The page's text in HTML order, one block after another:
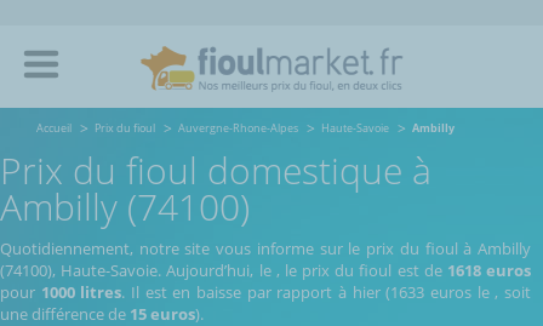
Accueil Prix du fioul Auvergne-Rhone-Alpes Haute-Savoie Ambilly
Prix du fioul domestique à
Ambilly (74100)
Quotidiennement, notre site vous informe sur le prix du fioul à Ambilly
(74100), Haute-Savoie.Aujourd’hui, le , le prix du fioul est de 1618 euros
pour 1000 litres. Il est en baisse par rapport à hier (1633 euros le, soit
une différence de 15 euros).